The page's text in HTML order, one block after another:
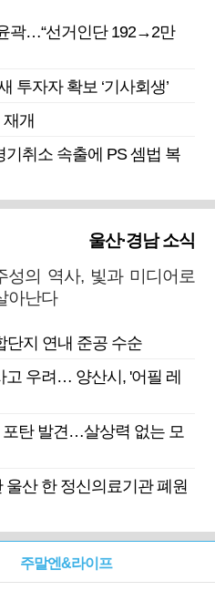
곽…“선거인단 192→2만
투자자 확보 ‘기사회생’
개
취소 속출에 PS 셈법 복
울산·경남 소식
성의 역사, 빛과 미디어로
아난다
단지 연내 준공 수순
우려… 양산시, '어필 레
탄 발견…살상력 없는 모
산 한 정신의료기관 폐원
주말엔&라이프